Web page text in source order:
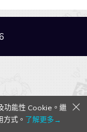
功能性 Cookie。繼
式。 了解更多→